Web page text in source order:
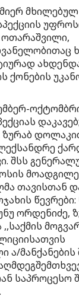
მხილებულ
ქონების
შსს
მოადგილე
თავისთან
წევრები:
ორდენიძე,
ა/მანქანების
საპროცესო